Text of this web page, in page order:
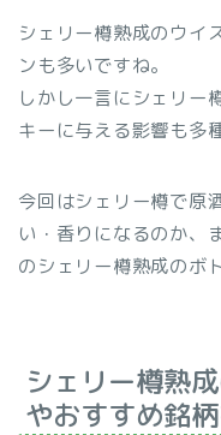
シェリー樽熟成のウイ
ンも多いですね。
しかし一言にシェリー
キーに与える影響も多
今回はシェリー樽で原
い・香りになるのか、
のシェリー樽熟成のボ
シェリー樽熟
やおすすめ銘柄